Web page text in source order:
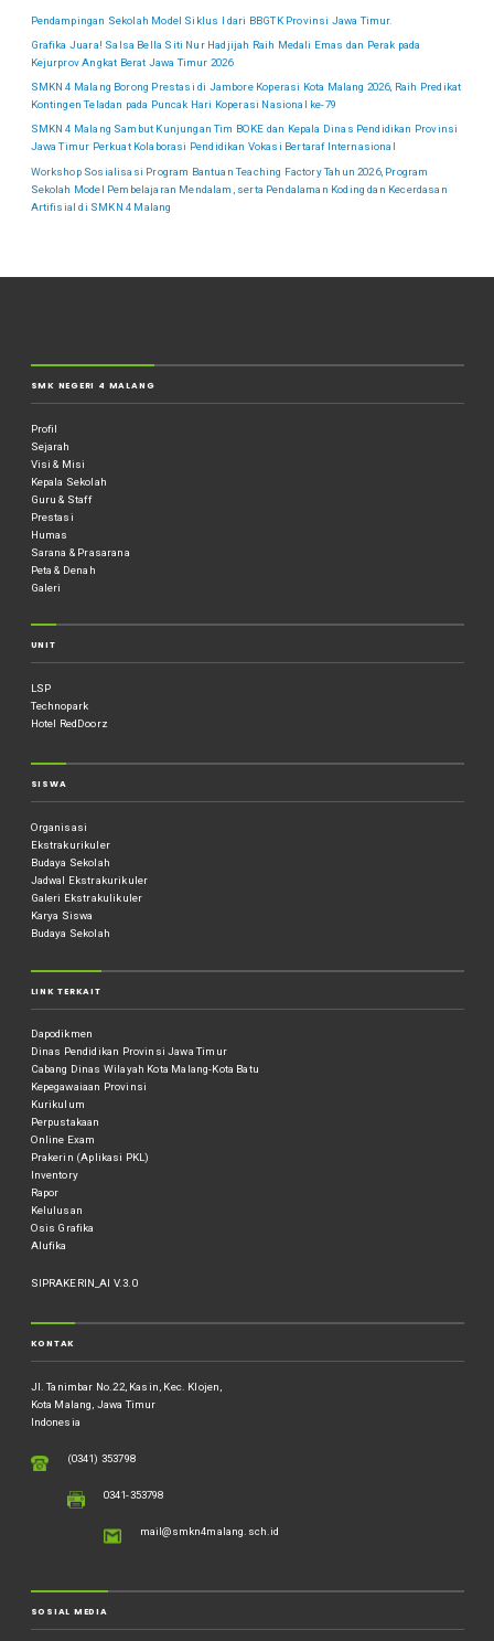
Pendampingan Sekolah Model Siklus I dari BBGTK Provinsi Jawa Timur.
Grafika Juara! Salsa Bella Siti Nur Hadjijah Raih Medali Emas dan Perak pada
Kejurprov Angkat Berat Jawa Timur 2026
SMKN 4 Malang Borong Prestasi di Jambore Koperasi Kota Malang 2026, Raih Predikat
Kontingen Teladan pada Puncak Hari Koperasi Nasional ke-79
SMKN 4 Malang Sambut Kunjungan Tim BOKE dan Kepala Dinas Pendidikan Provinsi
Jawa Timur Perkuat Kolaborasi Pendidikan Vokasi Bertaraf Internasional
Workshop Sosialisasi Program Bantuan Teaching Factory Tahun 2026, Program
Sekolah Model Pembelajaran Mendalam, serta Pendalaman Koding dan Kecerdasan
Artifisial di SMKN 4 Malang
SMK NEGERI 4 MALANG
Profil
Sejarah
Visi & Misi
Kepala Sekolah
Guru & Staff
Prestasi
Humas
Sarana & Prasarana
Peta & Denah
Galeri
UNIT
LSP
Technopark
Hotel RedDoorz
SISWA
Organisasi
Ekstrakurikuler
Budaya Sekolah
Jadwal Ekstrakurikuler
Galeri Ekstrakulikuler
Karya Siswa
Budaya Sekolah
LINK TERKAIT
Dapodikmen
Dinas Pendidikan Provinsi Jawa Timur
Cabang Dinas Wilayah Kota Malang-Kota Batu
Kepegawaiaan Provinsi
Kurikulum
Perpustakaan
Online Exam
Prakerin (Aplikasi PKL)
Inventory
Rapor
Kelulusan
Osis Grafika
Alufika
SIPRAKERIN_AI V.3.0
KONTAK
Jl. Tanimbar No.22, Kasin, Kec. Klojen,
Kota Malang, Jawa Timur
Indonesia
(0341) 353798
0341-353798
mail@smkn4malang.sch.id
SOSIAL MEDIA